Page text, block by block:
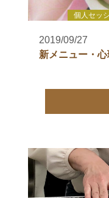
個人セッ
2019/09/27
新メニュー・